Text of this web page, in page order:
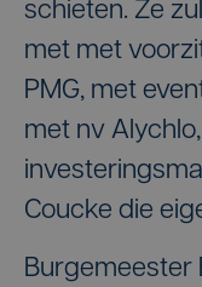
schieten. Ze
met met
PMG, met
met nv
Coucke die
Burgemeester